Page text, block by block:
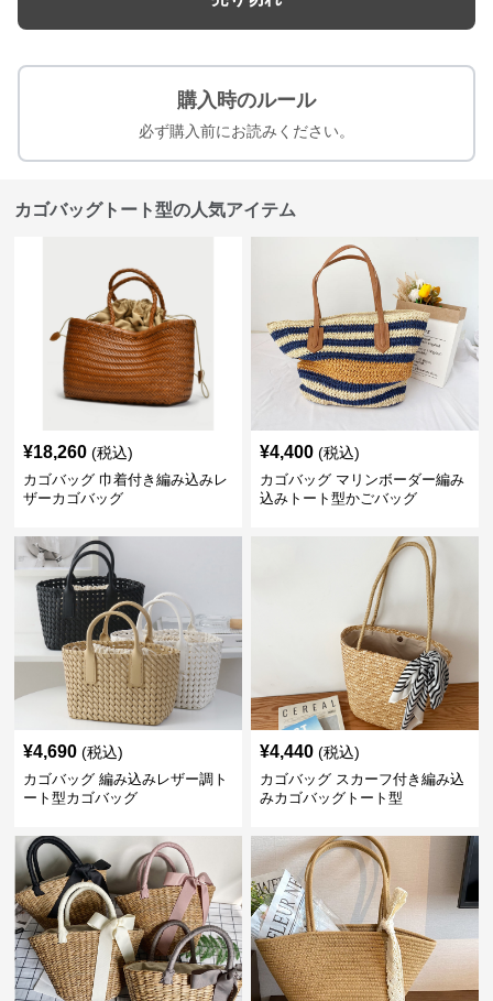
購入時のルール
必ず購入前にお読みください。
カゴバッグトート型の人気アイテム
¥18,260 (税込)
カゴバッグ 巾着付き編み込みレ
ザーカゴバッグ
¥4,400 (税込)
カゴバッグ マリンボーダー編み
込みトート型かごバッグ
¥4,690 (税込)
カゴバッグ 編み込みレザー調ト
ート型カゴバッグ
¥4,440 (税込)
カゴバッグ スカーフ付き編み込
みカゴバッグトート型